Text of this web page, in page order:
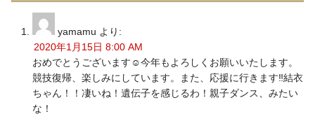
yamamu より:
2020年1月15日 8:00 AM
おめでとうございます☺️今年もよろしくお願いいたします。
競技復帰、楽しみにしています。また、応援に行きます‼️結衣
ちゃん！！凄いね！遺伝子を感じるわ！親子ダンス、みたい
な！